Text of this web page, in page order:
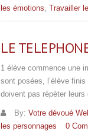
les émotions, Travailler
LE
1 élève commence une
sont posées, l’élève
doivent pas répéter
By: Votre dévoué
les personnages
0